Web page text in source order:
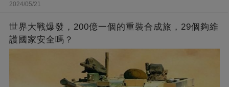
2024/05/21
世界大戰爆發，200億一個的重裝合成旅，29個夠維
護國家安全嗎？